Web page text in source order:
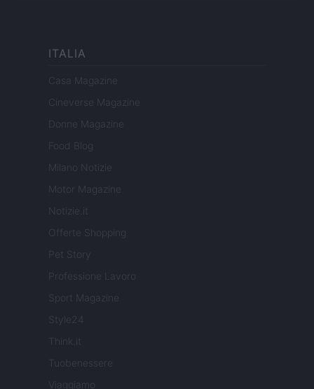
ITALIA
Casa Magazine
Cineverse Magazine
Donne Magazine
Food Blog
Milano Notizie
Motor Magazine
Notizie.it
Offerte Shopping
Pet Story
Professione Lavoro
Sport Magazine
Style24
Think.it
Tuobenessere
Viaggiamo